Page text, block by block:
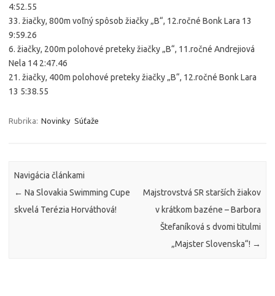
4:52.55
33. žiačky, 800m voľný spôsob žiačky „B“, 12.ročné Bonk Lara 13
9:59.26
6. žiačky, 200m polohové preteky žiačky „B“, 11.ročné Andrejiová
Nela 14 2:47.46
21. žiačky, 400m polohové preteky žiačky „B“, 12.ročné Bonk Lara
13 5:38.55
Rubrika: Novinky Súťaže
Navigácia článkami
← Na Slovakia Swimming Cupe
skvelá Terézia Horváthová!
Majstrovstvá SR starších žiakov
v krátkom bazéne – Barbora
Štefaníková s dvomi titulmi
„Majster Slovenska“! →